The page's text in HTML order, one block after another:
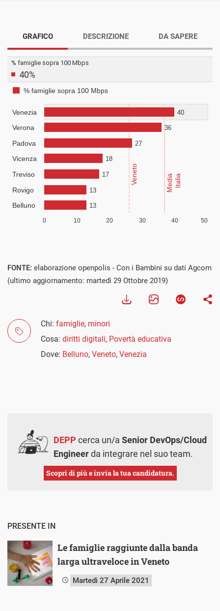
GRAFICO DESCRIZIONE DA SAPERE
FONTE: elaborazione openpolis - Con i Bambini su dati Agcom
(ultimo aggiornamento: martedì 29 Ottobre 2019)
Chi: famiglie, minori
Cosa: diritti digitali, Povertà educativa
Dove: Belluno, Veneto, Venezia
DEPP cerca un/a Senior DevOps/Cloud
Engineerda integrare nel suo team.
Scopri di più e invia la tua candidatura.
PRESENTE IN
Le famiglie raggiunte dalla banda
larga ultraveloce in Veneto
Martedì 27 Aprile 2021